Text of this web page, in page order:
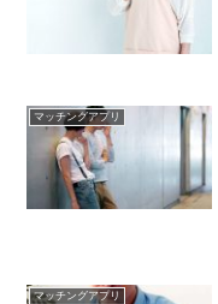
マッチングアプリ
マッチングアプリ